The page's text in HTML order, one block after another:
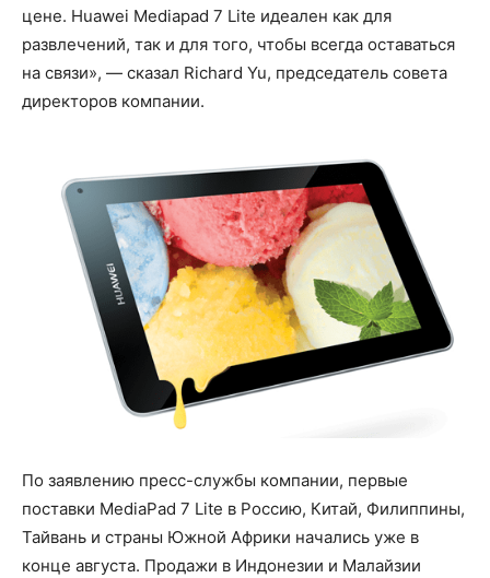
цене. Huawei Mediapad 7 Lite идеален как для
развлечений, так и для того, чтобы всегда оставаться
на связи», — сказал Richard Yu, председатель совета
директоров компании.
По заявлению пресс-службы компании, первые
поставки MediaPad 7 Lite в Россию, Китай, Филиппины,
Тайвань и страны Южной Африки начались уже в
конце августа. Продажи в Индонезии и Малайзии